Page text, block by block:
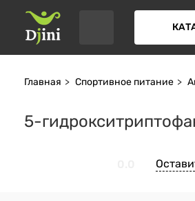
Главная Спортивное питание
5-